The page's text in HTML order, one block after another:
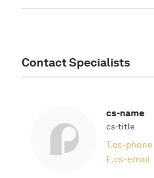
Contact Specialists
cs-name
cs-title
T.cs-phone
E.cs-email